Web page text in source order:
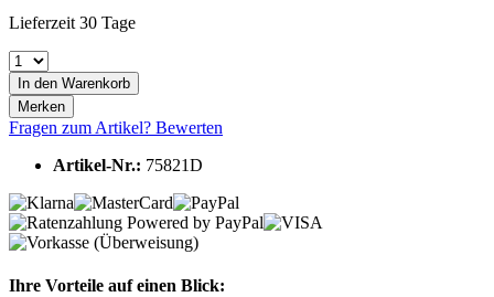
Lieferzeit 30 Tage
In den Warenkorb
Merken
Fragen zum Artikel? Bewerten
Artikel-Nr.: 75821D
Ihre Vorteile auf einen Blick: